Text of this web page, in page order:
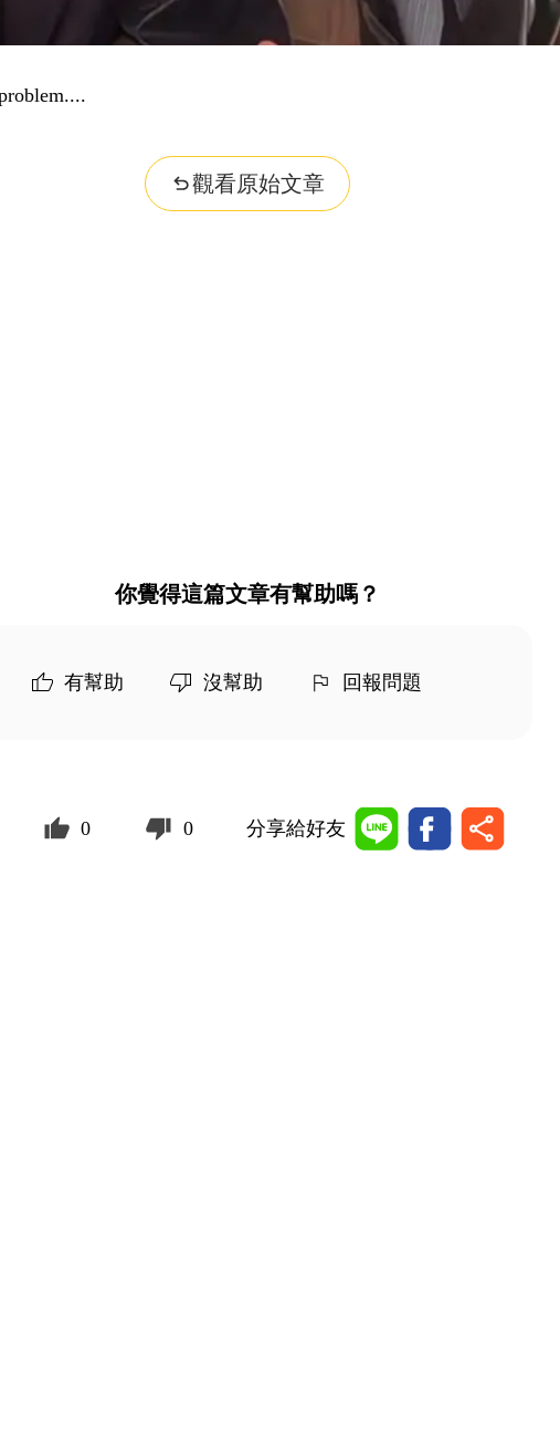
觀看原始文章
你覺得這篇文章有幫助嗎？
有幫助 沒幫助 回報問題
0 0 分享給好友